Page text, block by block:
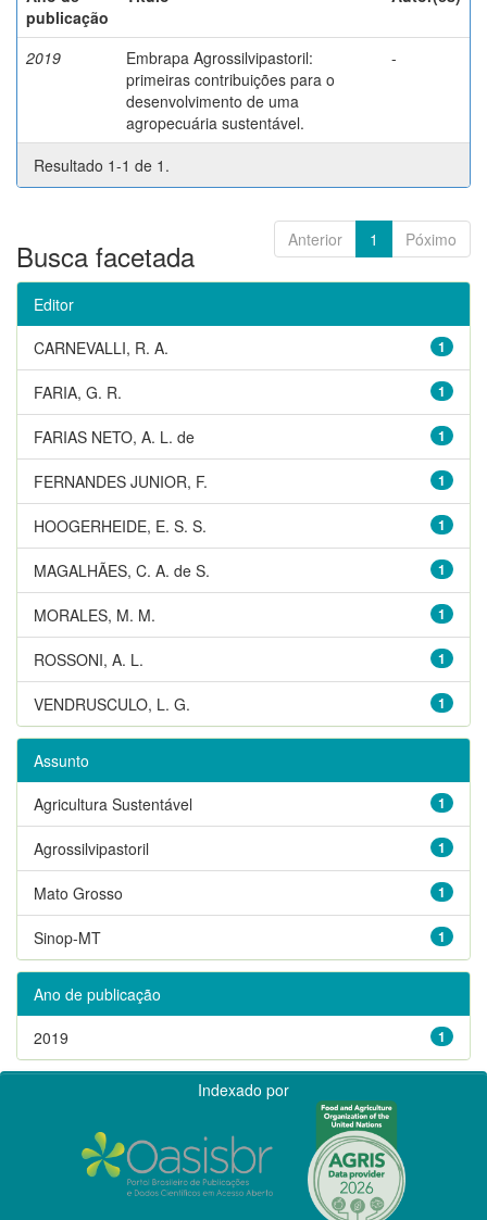
publicação
2019
Embrapa Agrossilvipastoril:
primeiras contribuições para o
desenvolvimento de uma
agropecuária sustentável.
-
Resultado 1-1 de 1.
Anterior 1 Póximo
Busca facetada
Editor
1
CARNEVALLI, R. A.
1
FARIA, G. R.
1
FARIAS NETO, A. L. de
1
FERNANDES JUNIOR, F.
1
HOOGERHEIDE, E. S. S.
1
MAGALHÃES, C. A. de S.
1
MORALES, M. M.
1
ROSSONI, A. L.
1
VENDRUSCULO, L. G.
Assunto
1
Agricultura Sustentável
1
Agrossilvipastoril
1
Mato Grosso
1
Sinop-MT
Ano de publicação
1
2019
Indexado por